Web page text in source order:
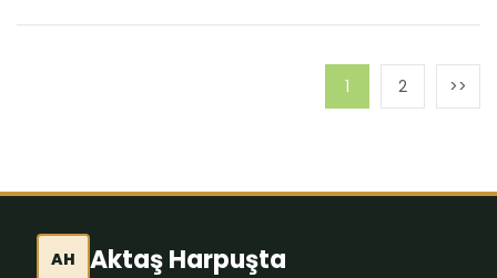
1 2
AH Aktaş Harpuşta